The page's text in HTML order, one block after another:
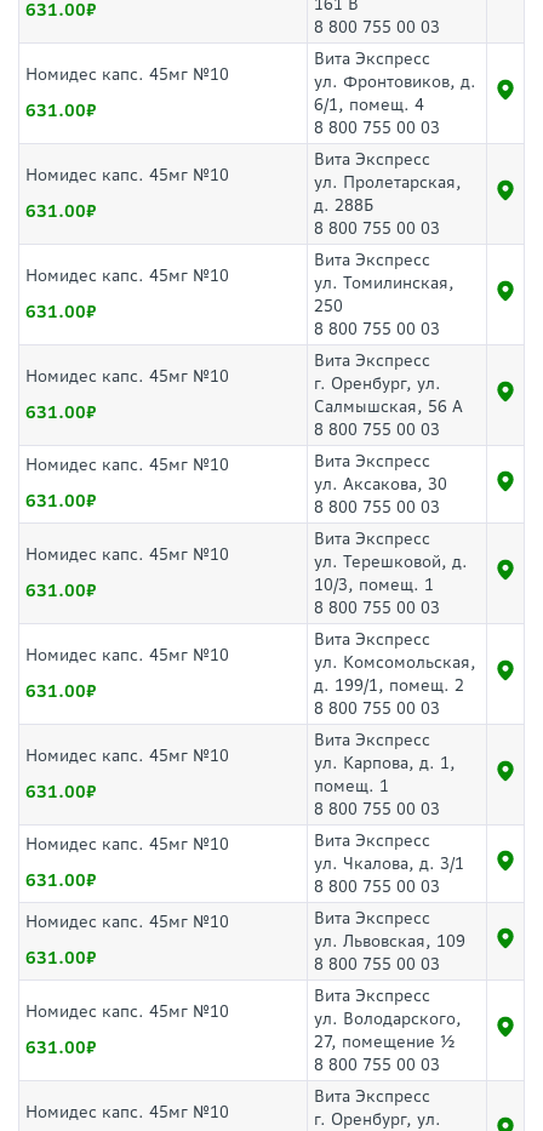
631.00
161 В
8 800 755 00 03
Номидес капс. 45мг №10
631.00
Вита Экспресс
ул. Фронтовиков, д.
6/1, помещ. 4
8 800 755 00 03
Номидес капс. 45мг №10
631.00
Вита Экспресс
ул. Пролетарская,
д. 288Б
8 800 755 00 03
Номидес капс. 45мг №10
631.00
Вита Экспресс
ул. Томилинская,
250
8 800 755 00 03
Номидес капс. 45мг №10
631.00
Вита Экспресс
г. Оренбург, ул.
Салмышская, 56 А
8 800 755 00 03
Номидес капс. 45мг №10
631.00
Вита Экспресс
ул. Аксакова, 30
8 800 755 00 03
Номидес капс. 45мг №10
631.00
Вита Экспресс
ул. Терешковой, д.
10/3, помещ. 1
8 800 755 00 03
Номидес капс. 45мг №10
631.00
Вита Экспресс
ул. Комсомольская,
д. 199/1, помещ. 2
8 800 755 00 03
Номидес капс. 45мг №10
631.00
Вита Экспресс
ул. Карпова, д. 1,
помещ. 1
8 800 755 00 03
Номидес капс. 45мг №10
631.00
Вита Экспресс
ул. Чкалова, д. 3/1
8 800 755 00 03
Номидес капс. 45мг №10
631.00
Вита Экспресс
ул. Львовская, 109
8 800 755 00 03
Номидес капс. 45мг №10
631.00
Вита Экспресс
ул. Володарского,
27, помещение ½
8 800 755 00 03
Номидес капс. 45мг №10
Вита Экспресс
г. Оренбург, ул.